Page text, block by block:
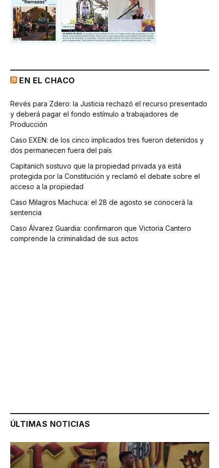
EN EL CHACO
Revés para Zdero: la Justicia rechazó el recurso presentado
y deberá pagar el fondo estímulo a trabajadores de
Producción
Caso EXEN: de los cinco implicados tres fueron detenidos y
dos permanecen fuera del país
Capitanich sostuvo que la propiedad privada ya está
protegida por la Constitución y reclamó el debate sobre el
acceso a la propiedad
Caso Milagros Machuca: el 28 de agosto se conocerá la
sentencia
Caso Álvarez Guardia: confirmaron que Victoria Cantero
comprende la criminalidad de sus actos
ÚLTIMAS NOTICIAS